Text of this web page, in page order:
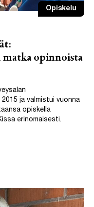
Opiskelu
matka opinnoista
ja valmistui vuonna
opiskella
erinomaisesti.